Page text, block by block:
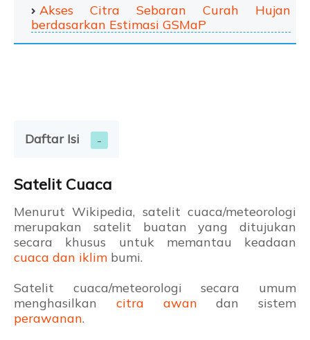
Akses Citra Sebaran Curah Hujan
berdasarkan Estimasi GSMaP
Daftar Isi
Satelit Cuaca
Menurut Wikipedia, satelit cuaca/meteorologi
merupakan satelit buatan yang ditujukan
secara khusus untuk memantau keadaan
cuaca dan iklim bumi.
Satelit cuaca/meteorologi secara umum
menghasilkan citra awan dan sistem
perawanan.